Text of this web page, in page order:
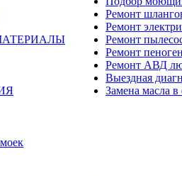
Ремонт
Ремонт
Ремонт
Ремонт
Ремонт АВД
Выездная
Замена масла